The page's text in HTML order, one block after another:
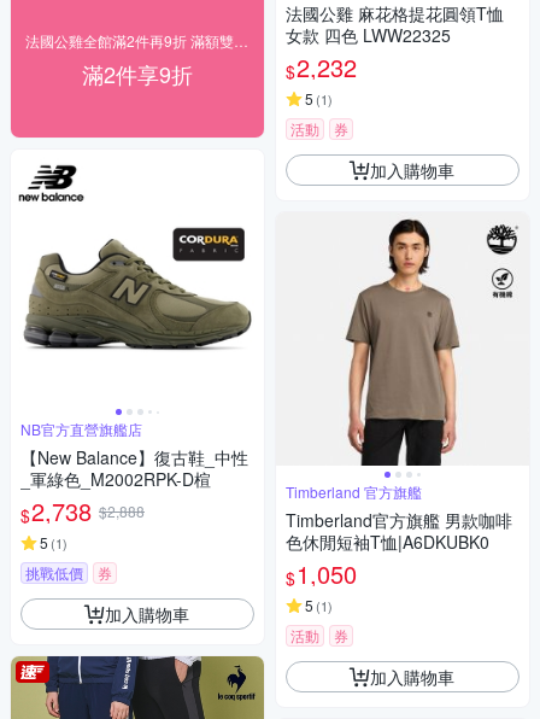
滿2件享9折
NB官方直營旗艦店
【New Balance】復古鞋_中性
_軍綠色_M2002RPK-D楦
$2,738 $2,888
5 (1)
挑戰低價 券
加入購物車
法國公雞 麻花格提花圓領T恤
女款 四色 LWW22325
$2,232
5 (1)
活動 券
加入購物車
Timberland 官方旗艦
Timberland官方旗艦 男款咖啡
色休閒短袖T恤|A6DKUBK0
$1,050
5 (1)
活動 券
加入購物車